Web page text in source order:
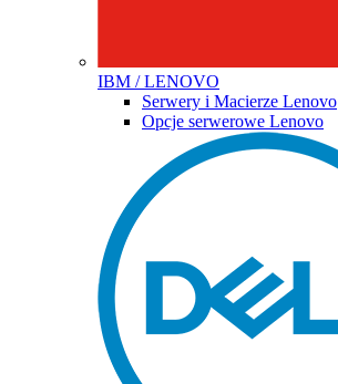
IBM / LENOVO
Serwery i Macierze Lenovo
Opcje serwerowe Lenovo